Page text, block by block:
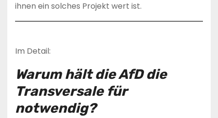
ihnen ein solches Projekt wert ist.
Im Detail:
Warum hält die AfD die
Transversale für
notwendig?